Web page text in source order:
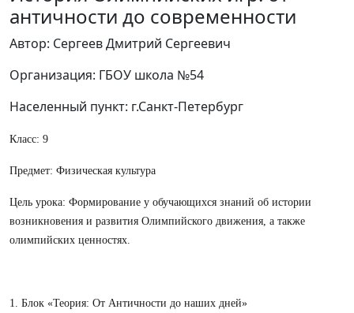
античности до современности
Автор: Сергеев Дмитрий Сергеевич
Организация: ГБОУ школа №54
Населенный пункт: г.Санкт-Петербург
Класс: 9
Предмет: Физическая культура
Цель урока: Формирование у обучающихся знаний об истории
возникновения и развития Олимпийского движения, а также
олимпийских ценностях.
1. Блок «Теория: От Античности до наших дней»